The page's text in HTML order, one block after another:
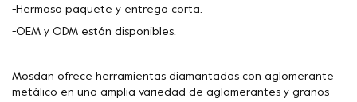
-Hermoso paquete y entrega corta.
-OEM y ODM están disponibles.
Mosdan ofrece herramientas diamantadas con aglomerante
metálico en una amplia variedad de aglomerantes y granos